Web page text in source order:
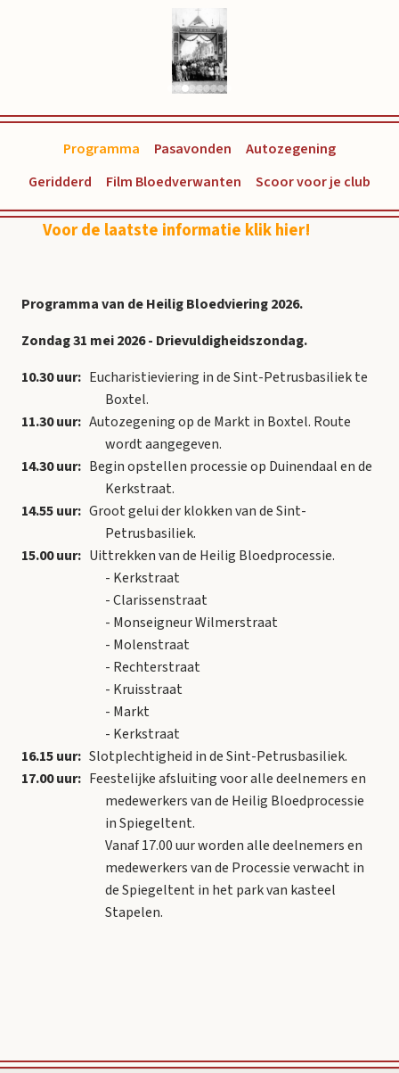
Programma Pasavonden
Autozegening
Geridderd
Film Bloedverwanten Scoor voor je club
Voor de laatste informatie klik hier!
Programma van de Heilig Bloedviering 2026.
Zondag 31 mei 2026 - Drievuldigheidszondag.
10.30 uur: Eucharistieviering in de Sint-Petrusbasiliek te
Boxtel.
11.30 uur: Autozegening op de Markt in Boxtel. Route
wordt aangegeven.
14.30 uur: Begin opstellen processie op Duinendaal en de
Kerkstraat.
14.55 uur: Groot gelui der klokken van de Sint-
Petrusbasiliek.
15.00 uur: Uittrekken van de Heilig Bloedprocessie.
- Kerkstraat
- Clarissenstraat
- Monseigneur Wilmerstraat
- Molenstraat
- Rechterstraat
- Kruisstraat
- Markt
- Kerkstraat
16.15 uur: Slotplechtigheid in de Sint-Petrusbasiliek.
17.00 uur: Feestelijke afsluiting voor alle deelnemers en
medewerkers van de Heilig Bloedprocessie
in Spiegeltent.
Vanaf 17.00 uur worden alle deelnemers en
medewerkers van de Processie verwacht in
de Spiegeltent in het park van kasteel
Stapelen.